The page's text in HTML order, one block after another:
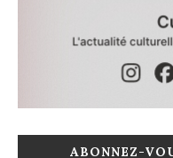
ABONNEZ-